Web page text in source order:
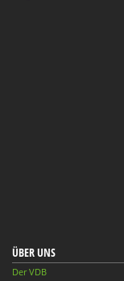
ÜBER UNS
Der VDB